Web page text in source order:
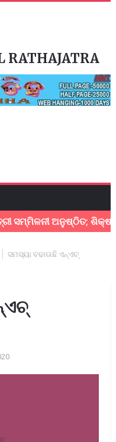
RATHAJATRA
ଅନୁଷ୍ଠିତ; ଶିକ୍ଷା,
ସମସ୍ୟା ବଢାଉଛି ଏନ୍‌ଏଚ୍